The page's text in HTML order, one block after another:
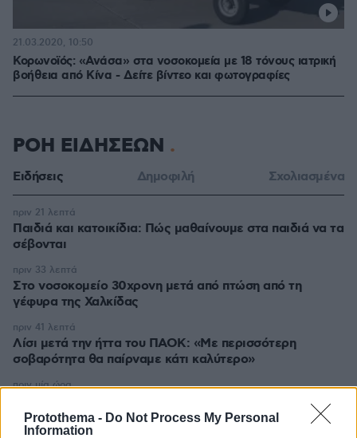
Protothema - Do Not Process My Personal
Information
Κορωνοϊός: «Ανάσα» στα νοσοκομεία με 18 τόνους ιατρική
βοήθεια από Κίνα - Δείτε βίντεο και φωτογραφίες
21.03.2020, 10:50
ΡΟΗ ΕΙΔΗΣΕΩΝ
Ειδήσεις Δημοφιλή Σχολιασμένα
Παιδιά και κατοικίδια: Πώς μαθαίνουμε στα παιδιά να τα
σέβονται
πριν 21 λεπτά
Στο νοσοκομείο 30χρονη μετά από πτώση από τη
γέφυρα της Χαλκίδας
πριν 33 λεπτά
Λίσι μετά την ήττα του ΠΑΟΚ: «Με περισσότερη
σοβαρότητα θα παίρναμε κάτι καλύτερο»
πριν 41 λεπτά
Βλάβη, ατύχημα ή πρόβλημα στο ταξίδι; Η κάλυψη που
πολλοί αγνοούν
πριν μία ώρα